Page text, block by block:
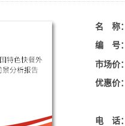
名 称：
编 号：
市场价：
优惠价：
电 话：